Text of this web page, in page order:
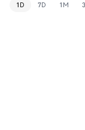
1D 7D 1M